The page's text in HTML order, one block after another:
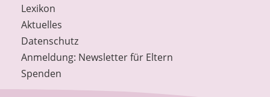
Materialbestellung
Lexikon
Datenschutz
Newsletter
Spenden
Lexikon
Aktuelles
Datenschutz
Anmeldung: Newsletter für Eltern
Spenden